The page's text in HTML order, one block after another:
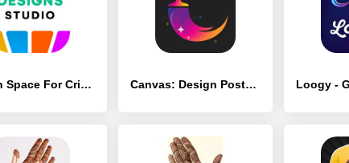
Design Space For Cricut Maker - [Разблокированная версия] Canvas: Design Posters, Flyers - [Разблокированная версия]